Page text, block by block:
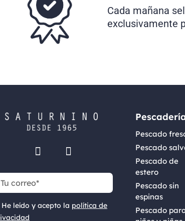
Cada mañana
exclusivamente
He leído y acepto la política de
Pescado
Pescado
Pescado de
estero
Pescado sin
espinas
Pescado